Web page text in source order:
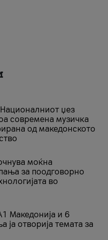
џез
современа музичка
од македонското
моќна
за поодговорно
во
Македонија и 6
ја отворија темата за